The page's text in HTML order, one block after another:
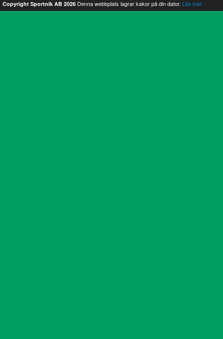
Copyright Sportnik AB 2026 Denna webbplats lagrar kakor på din dator. Läs mer